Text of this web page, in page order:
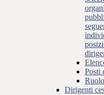
Posti
Dirigenti